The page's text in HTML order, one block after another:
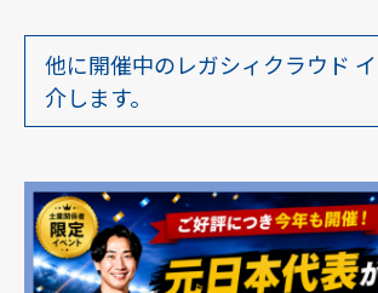
他に開催中のレガシィクラウド
介します。